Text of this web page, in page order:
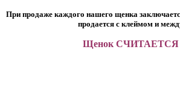
При продаже каждого нашего щенка
продается с клеймом и
Щенок